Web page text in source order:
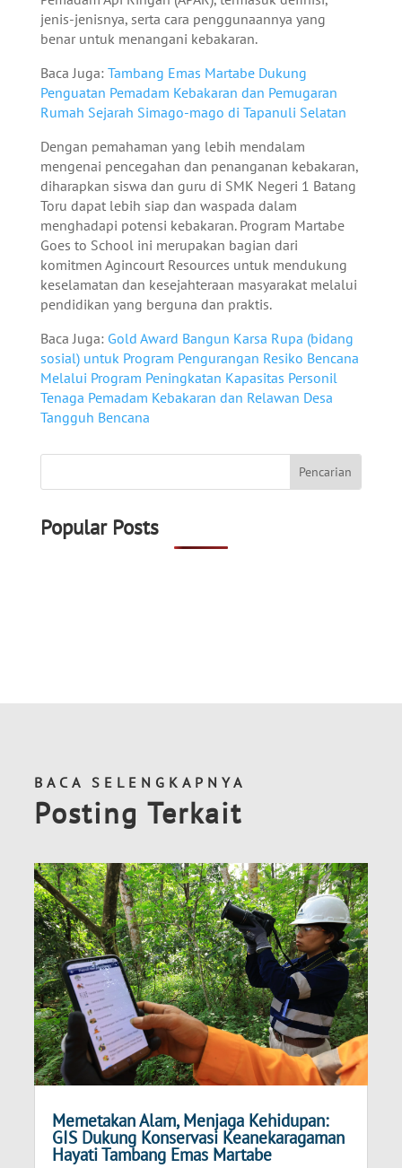
jenis-jenisnya, serta cara penggunaannya yang
benar untuk menangani kebakaran.
Baca Juga: Tambang Emas Martabe Dukung
Penguatan Pemadam Kebakaran dan Pemugaran
Rumah Sejarah Simago-mago di Tapanuli Selatan
Dengan pemahaman yang lebih mendalam
mengenai pencegahan dan penanganan kebakaran,
diharapkan siswa dan guru di SMK Negeri 1 Batang
Toru dapat lebih siap dan waspada dalam
menghadapi potensi kebakaran. Program Martabe
Goes to School ini merupakan bagian dari
komitmen Agincourt Resources untuk mendukung
keselamatan dan kesejahteraan masyarakat melalui
pendidikan yang berguna dan praktis.
Baca Juga: Gold Award Bangun Karsa Rupa (bidang
sosial) untuk Program Pengurangan Resiko Bencana
Melalui Program Peningkatan Kapasitas Personil
Tenaga Pemadam Kebakaran dan Relawan Desa
Tangguh Bencana
Popular Posts
BACA SELENGKAPNYA
Posting Terkait
Memetakan Alam, Menjaga Kehidupan:
GIS Dukung Konservasi Keanekaragaman
Hayati Tambang Emas Martabe